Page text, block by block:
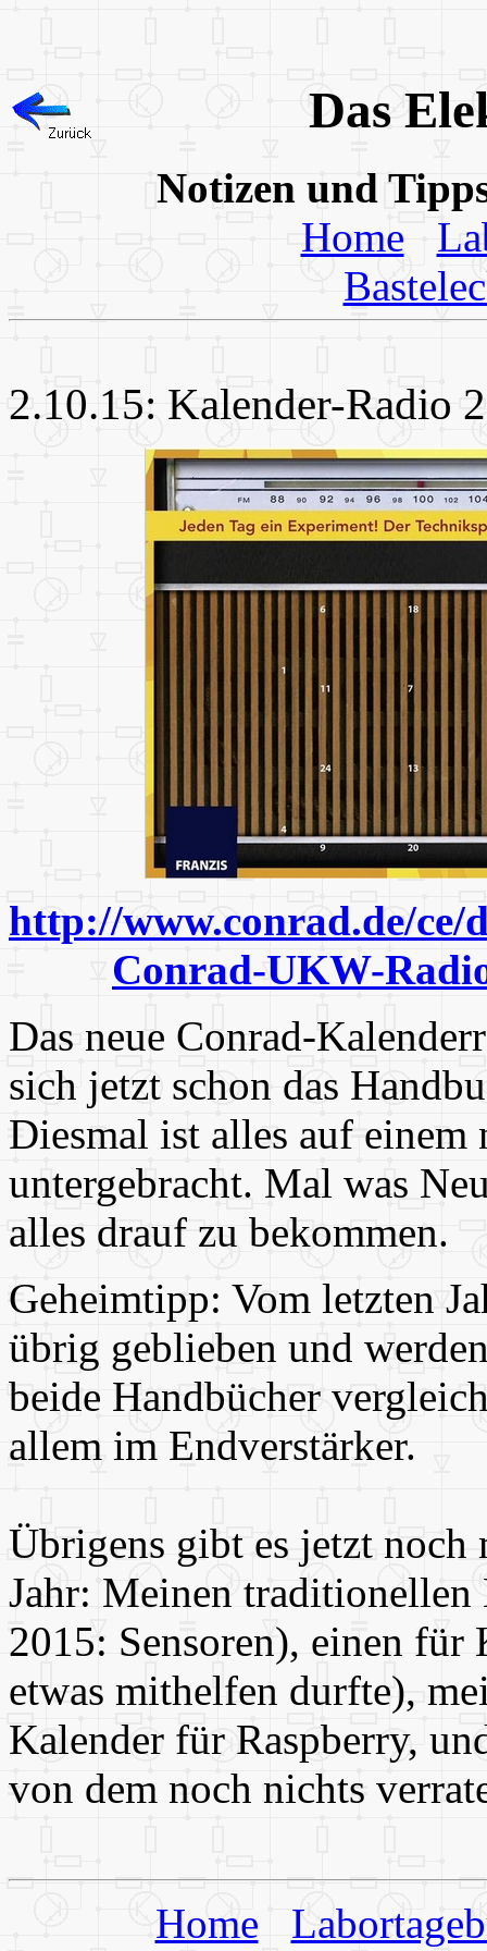
Das
Notizen und
Home
2.10.15: Kalender-Radio
http://www.conrad.de/ce/
Conrad-UKW-
Das neue Conrad-
sich jetzt schon das
Diesmal ist alles auf
untergebracht. Mal was
alles drauf zu bekommen.
Geheimtipp: Vom letzten
übrig geblieben und
beide Handbücher
allem im Endverstärker.
Übrigens gibt es jetzt noch
Jahr: Meinen
2015: Sensoren), einen
etwas mithelfen durfte),
Kalender für Raspberry,
von dem noch nichts
Home